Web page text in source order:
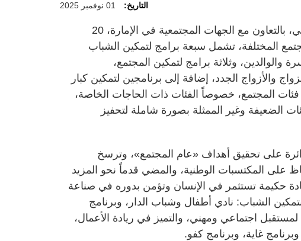
التاريخ: 01 نوفمبر 2025
تنفذ دائرة تنمية المجتمع في أبوظبي، بالتعاون مع الجهات المجتمعية في الإمارة، 20
المختلفة، تشمل سبعة برامج لتمكين الشباب
والوالدين، وثلاثة برامج لتمكين المجتمع،
والأزواج الجدد، إضافة إلى برنامجين لتمكين كبار
المجتمع، خصوصاً الفئات ذات الحاجات الخاصة،
وغير الممثلة بصورة شاملة لتحفيز
على تحقيق أهداف «عام المجتمع»، وترسخ
على المكتسبات الوطنية، والمضي قدماً نحو المزيد
حكيمة تستثمر في الإنسان وتؤمن بدوره في صناعة
الشباب: نادي أطفال وشباب الدار، وبرنامج
اجتماعي ومهني، والتميز في ريادة الأعمال،
غاية، وبرنامج كفو.